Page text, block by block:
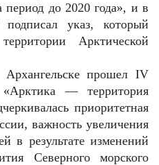
до 2020 года», и в
указ, который
Арктической
прошел IV
— территория
приоритетная
важность увеличения
в результате изменений
Северного морского